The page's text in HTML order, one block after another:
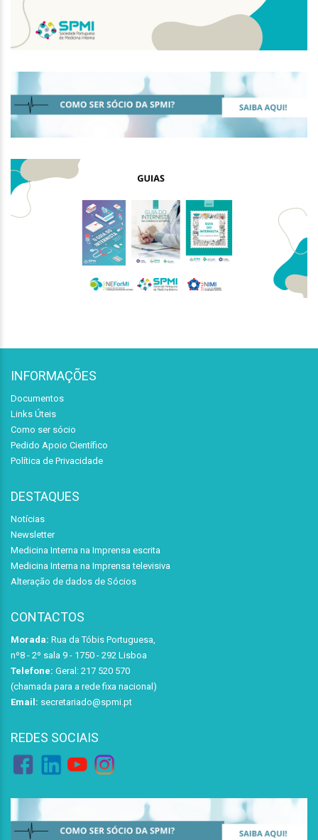
INFORMAÇÕES
Documentos
Links Úteis
Como ser sócio
Pedido Apoio Científico
Política de Privacidade
DESTAQUES
Notícias
Newsletter
Medicina Interna na Imprensa escrita
Medicina Interna na Imprensa televisiva
Alteração de dados de Sócios
CONTACTOS
Morada: Rua da Tóbis Portuguesa,
nº8 - 2º sala 9 - 1750 - 292 Lisboa
Telefone: Geral: 217 520 570
(chamada para a rede fixa nacional)
Email: secretariado@spmi.pt
REDES SOCIAIS